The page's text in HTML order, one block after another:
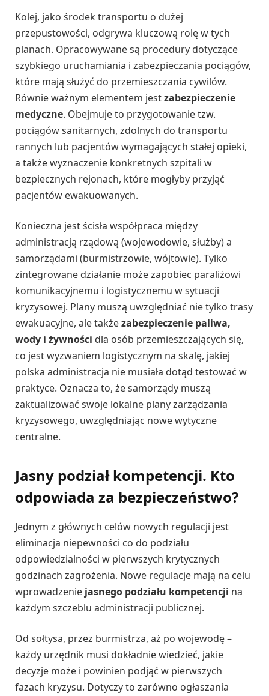
Kolej, jako środek transportu o dużej
przepustowości, odgrywa kluczową rolę w tych
planach. Opracowywane są procedury dotyczące
szybkiego uruchamiania i zabezpieczania pociągów,
które mają służyć do przemieszczania cywilów.
Równie ważnym elementem jestzabezpieczenie
medyczne. Obejmuje to przygotowanie tzw.
pociągów sanitarnych, zdolnych do transportu
rannych lub pacjentów wymagających stałej opieki,
a także wyznaczenie konkretnych szpitali w
bezpiecznych rejonach, które mogłyby przyjąć
pacjentów ewakuowanych.
Konieczna jest ścisła współpraca między
administracją rządową (wojewodowie, służby) a
samorządami (burmistrzowie, wójtowie). Tylko
zintegrowane działanie może zapobiec paraliżowi
komunikacyjnemu i logistycznemu w sytuacji
kryzysowej. Plany muszą uwzględniać nie tylko trasy
ewakuacyjne, ale takżezabezpieczenie paliwa,
wody i żywności dla osób przemieszczających się,
co jest wyzwaniem logistycznym na skalę, jakiej
polska administracja nie musiała dotąd testować w
praktyce. Oznacza to, że samorządy muszą
zaktualizować swoje lokalne plany zarządzania
kryzysowego, uwzględniając nowe wytyczne
centralne.
Jasny podział kompetencji. Kto
odpowiada za bezpieczeństwo?
Jednym z głównych celów nowych regulacji jest
eliminacja niepewności co do podziału
odpowiedzialności w pierwszych krytycznych
godzinach zagrożenia. Nowe regulacje mają na celu
wprowadzenie jasnego podziału kompetencji na
każdym szczeblu administracji publicznej.
Od sołtysa, przez burmistrza, aż po wojewodę –
każdy urzędnik musi dokładnie wiedzieć, jakie
decyzje może i powinien podjąć w pierwszych
fazach kryzysu. Dotyczy to zarówno ogłaszania